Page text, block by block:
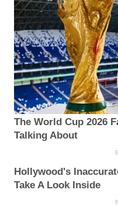
The World Cup 2026
Talking About
Hollywood's
Take A Look Inside